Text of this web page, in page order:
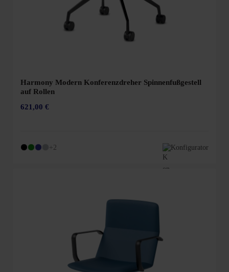
Harmony Modern Konferenzdreher Spinnenfußgestell
auf Rollen
621,00 €
+2 Konfigurator